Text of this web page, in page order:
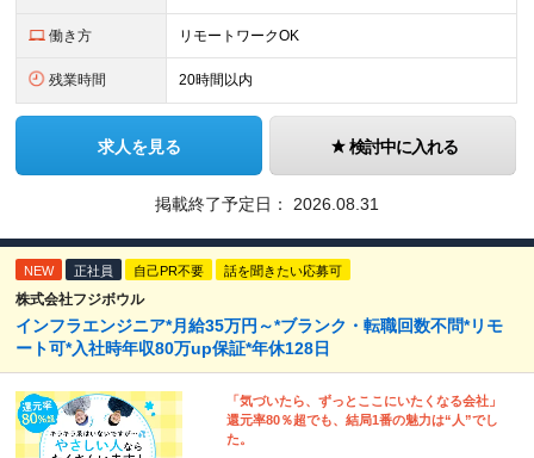
働き方 リモートワークOK
残業時間 20時間以内
求人を見る 検討中に入れる
掲載終了予定日： 2026.08.31
NEW 正社員 自己PR不要 話を聞きたい応募可
株式会社フジボウル
インフラエンジニア*月給35万円～*ブランク・転職回数不問*リモ
ート可*入社時年収80万up保証*年休128日
「気づいたら、ずっとここにいたくなる会社」
還元率80％超でも、結局1番の魅力は“人”でし
た。